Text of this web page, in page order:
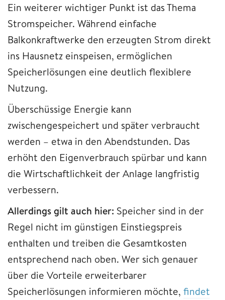
Ein weiterer wichtiger Punkt ist das Thema
Stromspeicher. Während einfache
Balkonkraftwerke den erzeugten Strom direkt
ins Hausnetz einspeisen, ermöglichen
Speicherlösungen eine deutlich flexiblere
Nutzung.
Überschüssige Energie kann
zwischengespeichert und später verbraucht
werden – etwa in den Abendstunden. Das
erhöht den Eigenverbrauch spürbar und kann
die Wirtschaftlichkeit der Anlage langfristig
verbessern.
Allerdings gilt auch hier: Speicher sind in der
Regel nicht im günstigen Einstiegspreis
enthalten und treiben die Gesamtkosten
entsprechend nach oben. Wer sich genauer
über die Vorteile erweiterbarer
Speicherlösungen informieren möchte, findet